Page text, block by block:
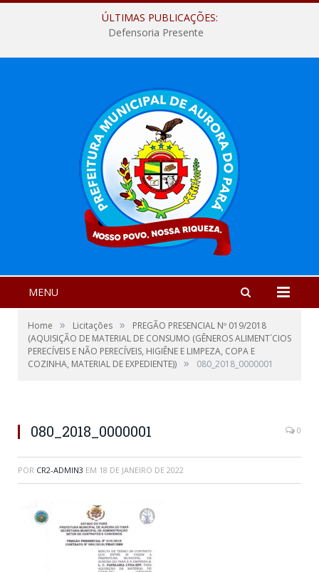
ÚLTIMAS PUBLICAÇÕES:
Defensoria Presente
MENU
Home » Licitações »
PREGÃO PRESENCIAL Nº 019/2018
(AQUISIÇÃO DE MATERIAL DE CONSUMO (GÊNEROS ALIMENT´CIOS
PERECÍVEIS E NÃO PERECÍVEIS, HIGIÊNE E LIMPEZA, COPA E
COZINHA, MATERIAL DE EXPEDIENTE)) » 080_2018_0000001
080_2018_0000001 0
POR CR2-ADMIN3 EM 18 DE JANEIRO DE 2022